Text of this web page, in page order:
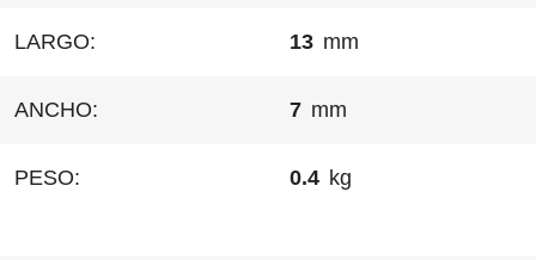
LARGO: 13 mm
ANCHO: 7 mm
PESO: 0.4 kg